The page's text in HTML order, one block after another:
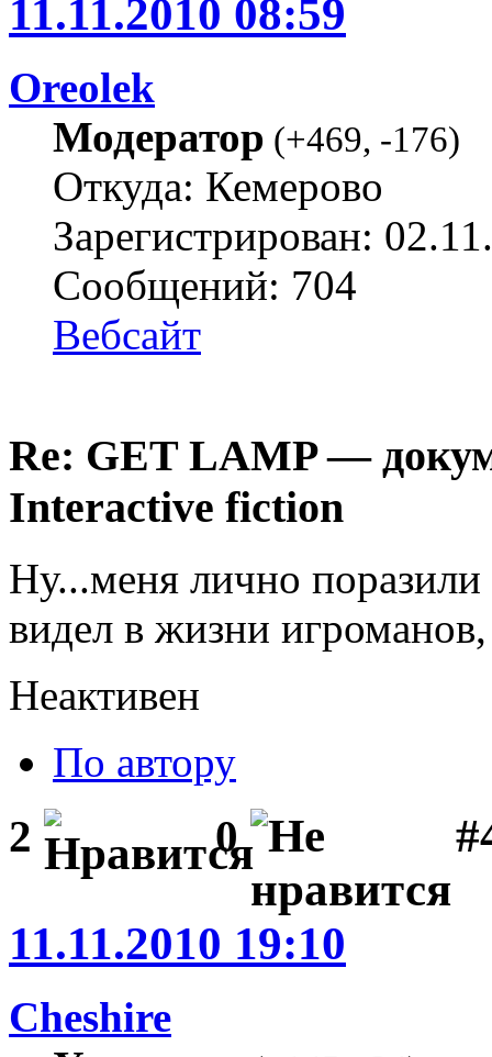
11.11.2010 08:59
Oreolek
Модератор (+469, -176)
Откуда: Кемерово
Зарегистрирован:
Сообщений: 704
Вебсайт
Re: GET LAMP —
Interactive fiction
Ну...меня лично
видел в жизни
Неактивен
По автору
2 0
11.11.2010 19:10
Cheshire